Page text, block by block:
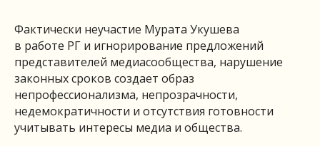
Фактически неучастие Мурата Укушева
в работе РГ и игнорирование предложений
представителей медиасообщества, нарушение
законных сроков создает образ
непрофессионализма, непрозрачности,
недемократичности и отсутствия готовности
учитывать интересы медиа и общества.